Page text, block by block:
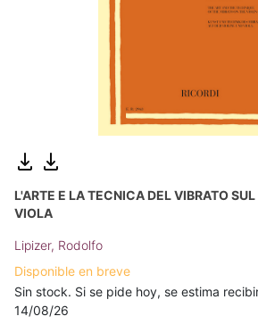
L'ARTE E LA TECNICA DEL VIBRATO
VIOLA
Lipizer, Rodolfo
Disponible en breve
Sin stock. Si se pide hoy, se estima
14/08/26